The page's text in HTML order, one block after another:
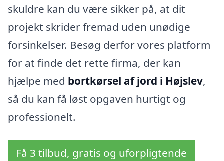
skuldre kan du være sikker på, at dit
projekt skrider fremad uden unødige
forsinkelser. Besøg derfor vores platform
for at finde det rette firma, der kan
hjælpe med bortkørsel af jord i Højslev,
så du kan få løst opgaven hurtigt og
professionelt.
Få 3 tilbud, gratis og uforpligtende